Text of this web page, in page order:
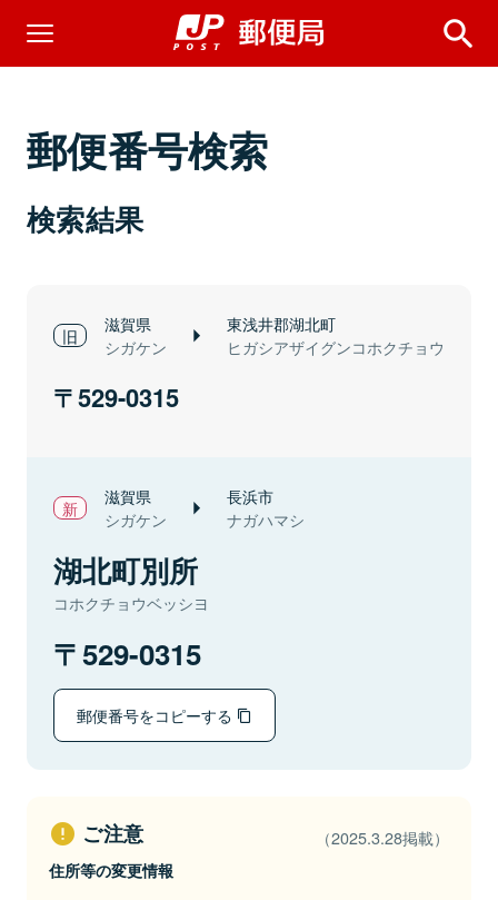
郵便番号検索
検索結果
滋賀県
シガケン
東浅井郡湖北町
ヒガシアザイグンコホクチョウ
529-0315
滋賀県
シガケン
長浜市
ナガハマシ
湖北町別所
コホクチョウベッシヨ
529-0315
郵便番号をコピーする
ご注意 （2025.3.28掲載）
住所等の変更情報